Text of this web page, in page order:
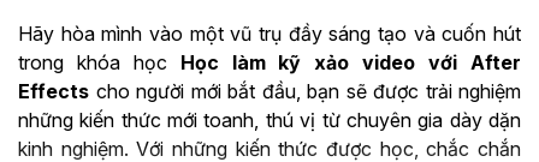
Hãy hòa mình vào một vũ trụ đầy sáng tạo và cuốn hút
trong khóa học Học làm kỹ xảo video với After
Effects cho người mới bắt đầu, bạn sẽ được trải nghiệm
những kiến thức mới toanh, thú vị từ chuyên gia dày dặn
kinh nghiệm. Với những kiến thức được học, chắc chắn